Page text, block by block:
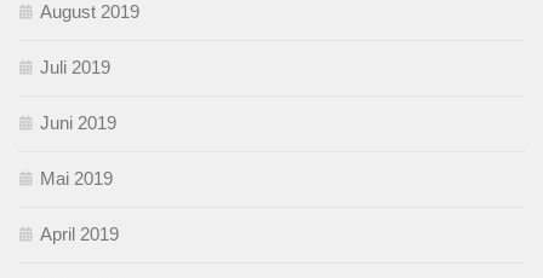
August 2019
Juli 2019
Juni 2019
Mai 2019
April 2019